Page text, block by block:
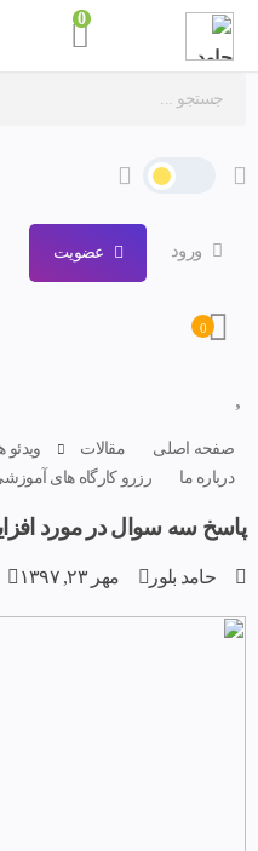
ورود عضویت
0
صفحه اصلی مقالات ویدئو
درباره ما
رزرو کارگاه های
پاسخ سه سوال در مورد
حامد بلور مهر ۲۳, ۱۳۹۷
0